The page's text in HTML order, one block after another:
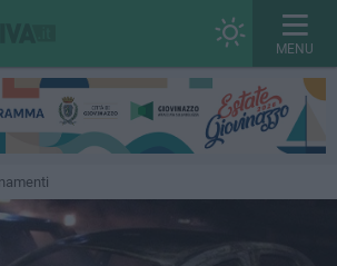
MENU